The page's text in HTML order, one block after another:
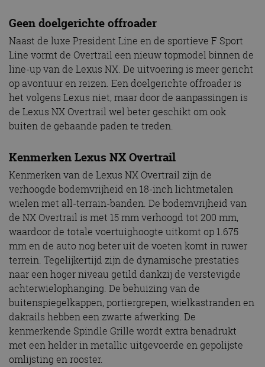
Geen doelgerichte offroader
Naast de luxe President Line en de sportieve F Sport
Line vormt de Overtrail een nieuw topmodel binnen de
line-up van de Lexus NX. De uitvoering is meer gericht
op avontuur en reizen. Een doelgerichte offroader is
het volgens Lexus niet, maar door de aanpassingen is
de Lexus NX Overtrail wel beter geschikt om ook
buiten de gebaande paden te treden.
Kenmerken Lexus NX Overtrail
Kenmerken van de Lexus NX Overtrail zijn de
verhoogde bodemvrijheid en 18-inch lichtmetalen
wielen met all-terrain-banden. De bodemvrijheid van
de NX Overtrail is met 15 mm verhoogd tot 200 mm,
waardoor de totale voertuighoogte uitkomt op 1.675
mm en de auto nog beter uit de voeten komt in ruwer
terrein. Tegelijkertijd zijn de dynamische prestaties
naar een hoger niveau getild dankzij de verstevigde
achterwielophanging. De behuizing van de
buitenspiegelkappen, portiergrepen, wielkastranden en
dakrails hebben een zwarte afwerking. De
kenmerkende Spindle Grille wordt extra benadrukt
met een helder in metallic uitgevoerde en gepolijste
omlijsting en rooster.